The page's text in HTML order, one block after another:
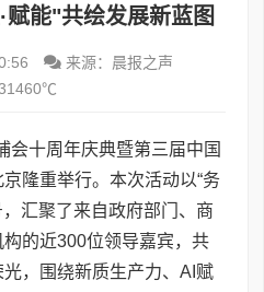
赋能"共绘发展新蓝图
来源：晨报之声
会十周年庆典暨第三届中国
隆重举行。本次活动以“务
，汇聚了来自政府部门、商
的近300位领导嘉宾，共
，围绕新质生产力、AI赋